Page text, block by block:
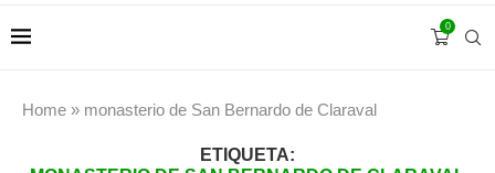
0
Home » monasterio de San Bernardo de Claraval
ETIQUETA: